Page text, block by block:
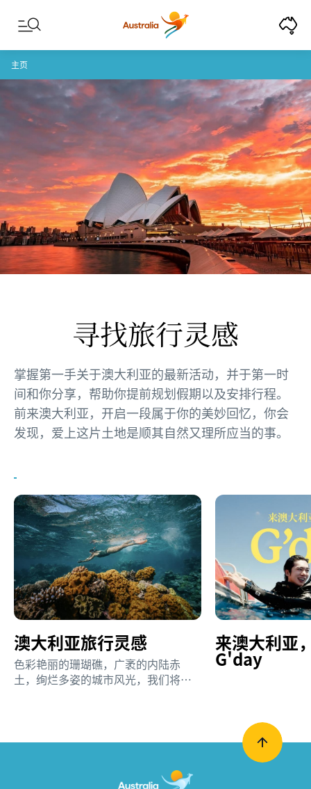
Skip to content
Skip to footer navigation
主页
寻找旅行灵感
掌握第一手关于澳大利亚的最新活动，并于第一时
间和你分享，帮助你提前规划假期以及安排行程。
前来澳大利亚，开启一段属于你的美妙回忆，你会
发现，爱上这片土地是顺其自然又理所应当的事。
澳大利亚旅行灵感
色彩艳丽的珊瑚礁，广袤的内陆赤
土，绚烂多姿的城市风光，我们将为
来澳大利亚
G'day